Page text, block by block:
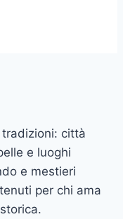
città
e luoghi
e mestieri
per chi ama